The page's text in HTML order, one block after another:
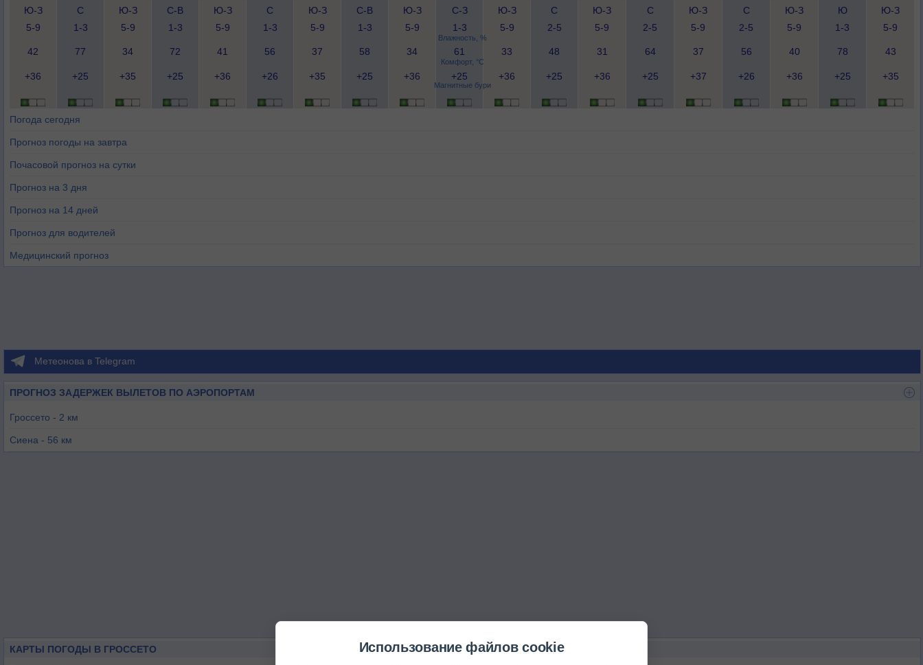
Влажность, %
Комфорт, °C
Магнитные бури
Ю-З
5-9
С
1-3
Ю-З
5-9
С-В
1-3
Ю-З
5-9
С
1-3
Ю-З
5-9
С-В
1-3
Ю-З
5-9
С-З
1-3
Ю-З
5-9
С
2-5
Ю-З
5-9
С
2-5
Ю-З
5-9
С
2-5
Ю-З
5-9
Ю
1-3
Ю-З
5-9
42 77 34 72 41 56 37 58 34 61 33 48 31 64 37 56 40 78 43
+36 +25 +35 +25 +36 +26 +35 +25 +36 +25 +36 +25 +36 +25 +37 +26 +36 +25 +35
Погода сегодня
Прогноз погоды на завтра
Почасовой прогноз на сутки
Прогноз на 3 дня
Прогноз на 14 дней
Прогноз для водителей
Медицинский прогноз
Метеонова в Telegram
ПРОГНОЗ ЗАДЕРЖЕК ВЫЛЕТОВ ПО АЭРОПОРТАМ
Гроссето - 2 км
Сиена - 56 км
КАРТЫ ПОГОДЫ В ГРОССЕТО
Использование файлов cookie